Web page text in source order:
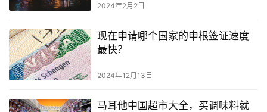
2024年2月2日
现在申请哪个国家的申根签证速度
最快？
2024年12月13日
马耳他中国超市大全，买调味料就